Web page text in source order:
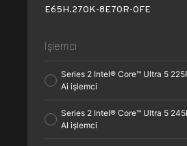
E65H.270K-8E70R-0FE
İşlemci
Series 2 Intel® Core™ Ultra 5
Ai işlemci
Series 2 Intel® Core™ Ultra 5
AI işlemci